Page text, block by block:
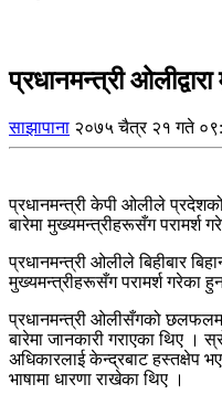
प्रधानमन्त्री
साझापाना २०७५ चैत्र २१ गते
प्रधानमन्त्री केपी ओलीले
बारेमा मुख्यमन्त्रीहरूसँग परामर्श
प्रधानमन्त्री ओलीले बिहीबार
मुख्यमन्त्रीहरूसँग परामर्श गरेका
प्रधानमन्त्री ओलीसँगको
बारेमा जानकारी गराएका थिए ।
अधिकारलाई केन्द्रबाट हस्तक्षेप
भाषामा धारणा राखेका थिए ।